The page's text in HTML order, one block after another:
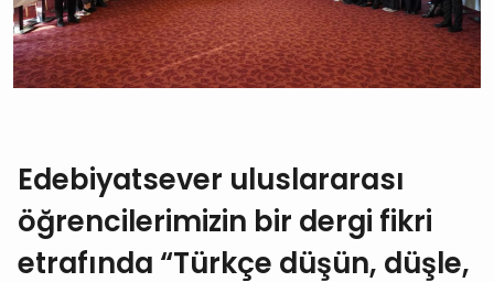
Edebiyatsever uluslararası
öğrencilerimizin bir dergi fikri
etrafında “Türkçe düşün, düşle,